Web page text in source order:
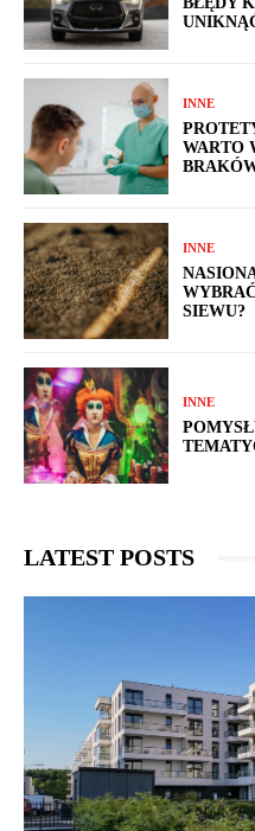
INNE
WARTO
INNE
SIEWU?
INNE
LATEST POSTS